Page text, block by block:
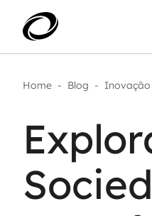
Aplicar IA com
Modernização de
Sustentar operações
eficiência
Escalar com
Home - Blog - Inovação